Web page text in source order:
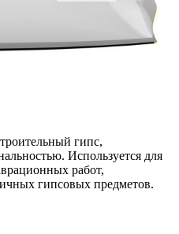
гипс,
Используется для
работ,
гипсовых предметов.